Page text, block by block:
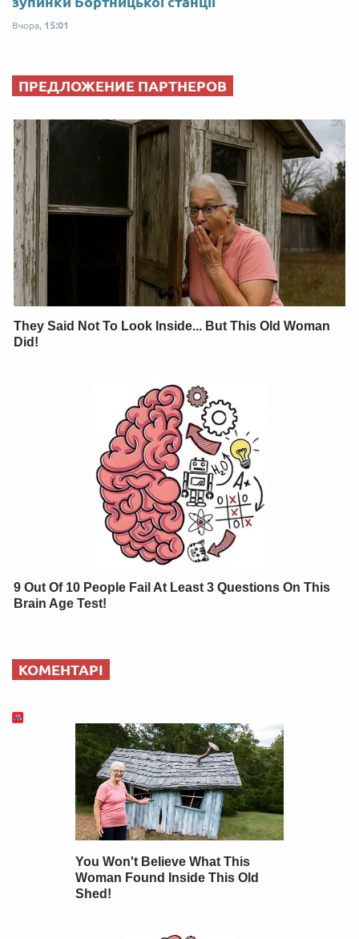
Вчора, 15:01
ПРЕДЛОЖЕНИЕ ПАРТНЕРОВ
They Said Not To Look Inside... But This Old Woman
Did!
9 Out Of 10 People Fail At Least 3 Questions On This
Brain Age Test!
КОМЕНТАРІ